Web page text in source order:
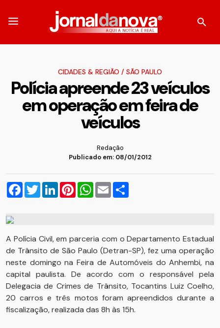
CIDADES & REGIÃO / SÃO PAULO
Polícia apreende 23 veículos
em operação em feira de
veículos
Redação
Publicado em: 08/01/2012
Facebook
TwitterLinkedInPinterestWhatsApp
Email
A Polícia Civil, em parceria com o Departamento Estadual
de Trânsito de São Paulo (Detran-SP), fez uma operação
neste domingo na Feira de Automóveis do Anhembi, na
capital paulista. De acordo com o responsável pela
Delegacia de Crimes de Trânsito, Tocantins Luiz Coelho,
20 carros e três motos foram apreendidos durante a
fiscalização, realizada das 8h às 15h.